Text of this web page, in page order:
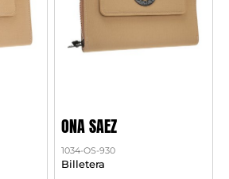
ONA SAEZ
1034-OS-930
Billetera